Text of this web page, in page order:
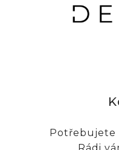
Potřebujete
Rádi